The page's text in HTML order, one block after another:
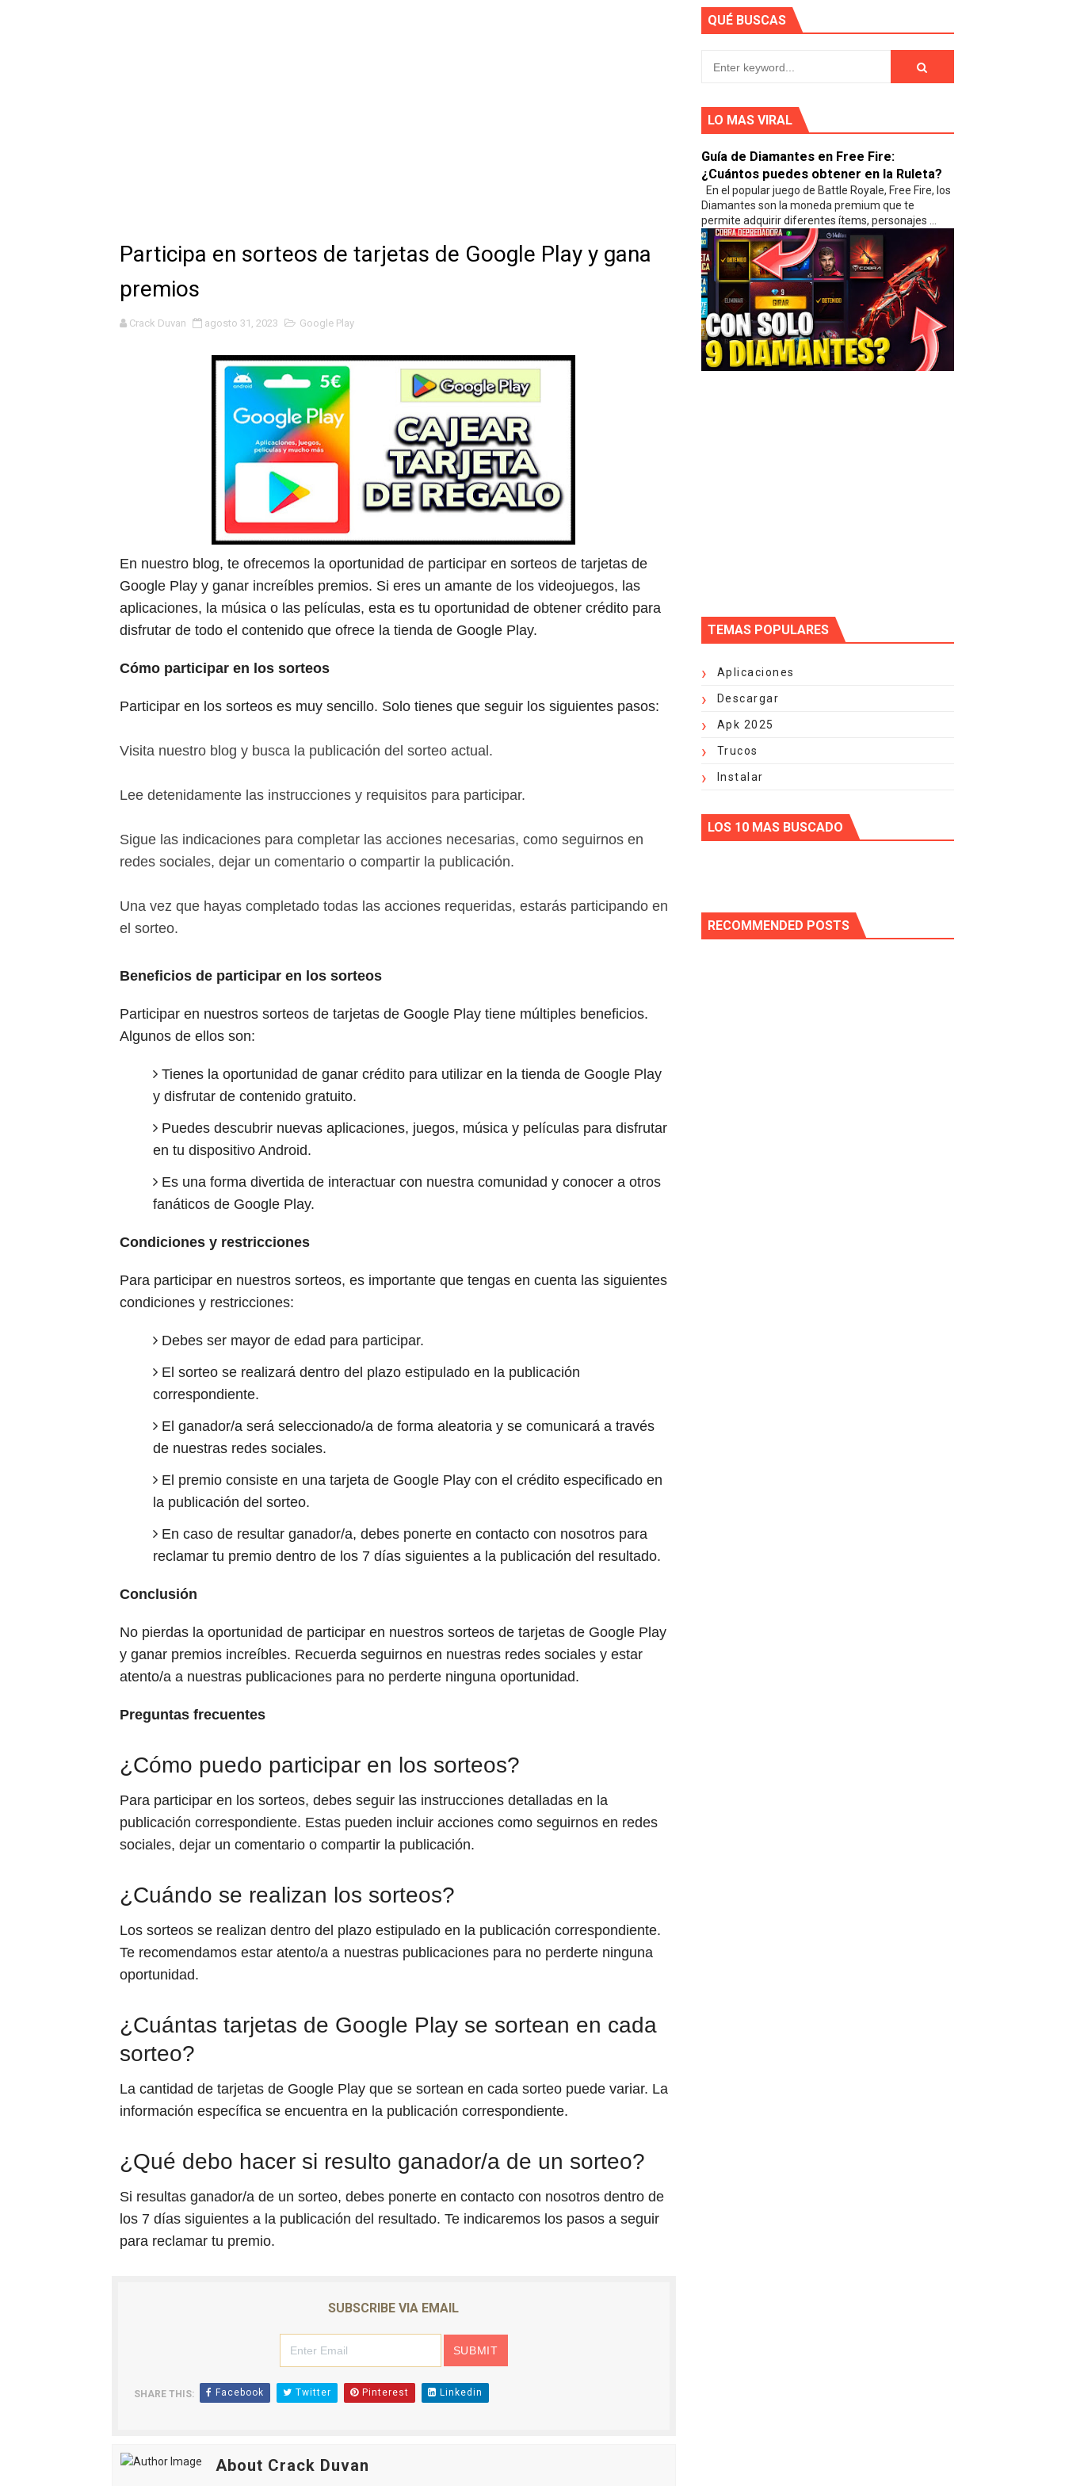
Beneficios de las actualizaciones y mejoras de PS Plus
10 Consejos para aumentar tu capacidad de supervivencia en Fortnite
Obtén más diamantes en Free Fire: misiones diarias y recompensas
Juegos gratuitos de PS Plus en todas las consolas PlayStation
Guía para obtener armas legendarias en Fortnite Battle Royale
Guía de Diamantes en Free Fire: ¿Cuántos puedes obtener en la Ruleta?
Participa en sorteos de tarjetas de Google Play y gana
premios
Crack Duvan agosto 31, 2023 Google Play
En nuestro blog, te ofrecemos la oportunidad de participar en sorteos de tarjetas de
Google Play y ganar increíbles premios. Si eres un amante de los videojuegos, las
aplicaciones, la música o las películas, esta es tu oportunidad de obtener crédito para
disfrutar de todo el contenido que ofrece la tienda de Google Play.
Cómo participar en los sorteos
Participar en los sorteos es muy sencillo. Solo tienes que seguir los siguientes pasos:
Visita nuestro blog y busca la publicación del sorteo actual.
Lee detenidamente las instrucciones y requisitos para participar.
Sigue las indicaciones para completar las acciones necesarias, como seguirnos en
redes sociales, dejar un comentario o compartir la publicación.
Una vez que hayas completado todas las acciones requeridas, estarás participando en
el sorteo.
Beneficios de participar en los sorteos
Participar en nuestros sorteos de tarjetas de Google Play tiene múltiples beneficios.
Algunos de ellos son:
Tienes la oportunidad de ganar crédito para utilizar en la tienda de Google Play
y disfrutar de contenido gratuito.
Puedes descubrir nuevas aplicaciones, juegos, música y películas para disfrutar
en tu dispositivo Android.
Es una forma divertida de interactuar con nuestra comunidad y conocer a otros
fanáticos de Google Play.
Condiciones y restricciones
Para participar en nuestros sorteos, es importante que tengas en cuenta las siguientes
condiciones y restricciones:
Debes ser mayor de edad para participar.
El sorteo se realizará dentro del plazo estipulado en la publicación
correspondiente.
El ganador/a será seleccionado/a de forma aleatoria y se comunicará a través
de nuestras redes sociales.
El premio consiste en una tarjeta de Google Play con el crédito especificado en
la publicación del sorteo.
En caso de resultar ganador/a, debes ponerte en contacto con nosotros para
reclamar tu premio dentro de los 7 días siguientes a la publicación del resultado.
Conclusión
No pierdas la oportunidad de participar en nuestros sorteos de tarjetas de Google Play
y ganar premios increíbles. Recuerda seguirnos en nuestras redes sociales y estar
atento/a a nuestras publicaciones para no perderte ninguna oportunidad.
Preguntas frecuentes
¿Cómo puedo participar en los sorteos?
Para participar en los sorteos, debes seguir las instrucciones detalladas en la
publicación correspondiente. Estas pueden incluir acciones como seguirnos en redes
sociales, dejar un comentario o compartir la publicación.
¿Cuándo se realizan los sorteos?
Los sorteos se realizan dentro del plazo estipulado en la publicación correspondiente.
Te recomendamos estar atento/a a nuestras publicaciones para no perderte ninguna
oportunidad.
¿Cuántas tarjetas de Google Play se sortean en cada
sorteo?
La cantidad de tarjetas de Google Play que se sortean en cada sorteo puede variar. La
información específica se encuentra en la publicación correspondiente.
¿Qué debo hacer si resulto ganador/a de un sorteo?
Si resultas ganador/a de un sorteo, debes ponerte en contacto con nosotros dentro de
los 7 días siguientes a la publicación del resultado. Te indicaremos los pasos a seguir
para reclamar tu premio.
SUBSCRIBE VIA EMAIL
SHARE THIS: Facebook Twitter Pinterest Linkedin
About Crack Duvan
QUÉ BUSCAS
LO MAS VIRAL
Guía de Diamantes en Free Fire:
¿Cuántos puedes obtener en la Ruleta?
En el popular juego de Battle Royale, Free Fire, los
Diamantes son la moneda premium que te
permite adquirir diferentes ítems, personajes ...
TEMAS POPULARES
Aplicaciones
Descargar
Apk 2025
Trucos
Instalar
LOS 10 MAS BUSCADO
RECOMMENDED POSTS